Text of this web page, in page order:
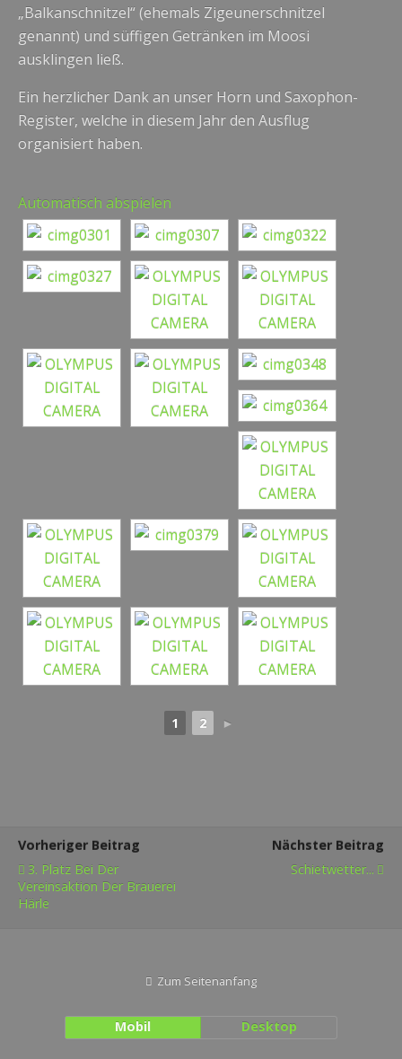
„Balkanschnitzel“ (ehemals Zigeunerschnitzel
genannt) und süffigen Getränken im Moosi
ausklingen ließ.
Ein herzlicher Dank an unser Horn und Saxophon-
Register, welche in diesem Jahr den Ausflug
organisiert haben.
Automatisch abspielen
1 2 ►
Vorheriger Beitrag
3. Platz Bei Der
Vereinsaktion Der Brauerei
Härle
Nächster Beitrag
Schietwetter...
Zum Seitenanfang
Mobil Desktop